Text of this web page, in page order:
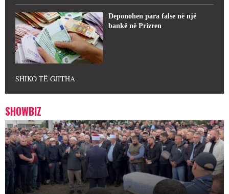
Deponohen para false në një
bankë në Prizren
SHIKO TË GJITHA
SHOWBIZ